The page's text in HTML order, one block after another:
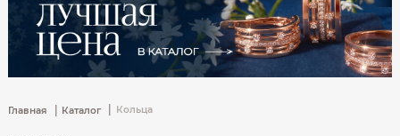
Главная | Каталог Кольца